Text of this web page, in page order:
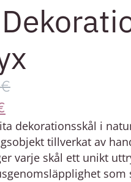
€
dekorationsskål i
tillverkat av
varje skål ett unikt
som